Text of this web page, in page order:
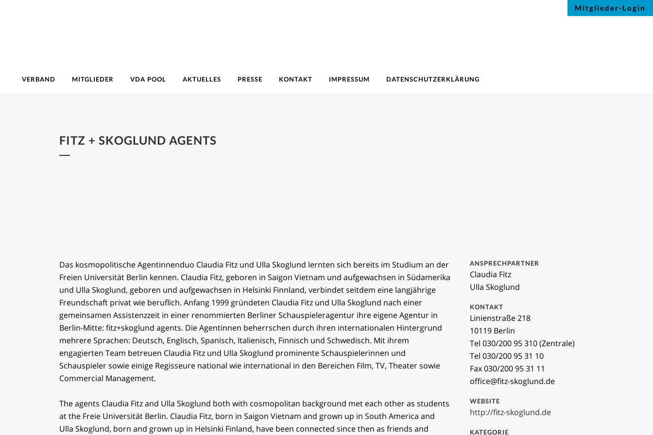
Mitglieder-Login
VERBAND MITGLIEDER VDA POOL AKTUELLES PRESSE KONTAKT IMPRESSUM DATENSCHUTZERKLÄRUNG
FITZ + SKOGLUND AGENTS
Das kosmopolitische Agentinnenduo Claudia Fitz und Ulla Skoglund lernten sich bereits im Studium an der
Freien Universität Berlin kennen. Claudia Fitz, geboren in Saigon Vietnam und aufgewachsen in Südamerika
und Ulla Skoglund, geboren und aufgewachsen in Helsinki Finnland, verbindet seitdem eine langjährige
Freundschaft privat wie beruflich. Anfang 1999 gründeten Claudia Fitz und Ulla Skoglund nach einer
gemeinsamen Assistenzzeit in einer renommierten Berliner Schauspieleragentur ihre eigene Agentur in
Berlin-Mitte: fitz+skoglund agents. Die Agentinnen beherrschen durch ihren internationalen Hintergrund
mehrere Sprachen: Deutsch, Englisch, Spanisch, Italienisch, Finnisch und Schwedisch. Mit ihrem
engagierten Team betreuen Claudia Fitz und Ulla Skoglund prominente Schauspielerinnen und
Schauspieler sowie einige Regisseure national wie international in den Bereichen Film, TV, Theater sowie
Commercial Management.
The agents Claudia Fitz and Ulla Skoglund both with cosmopolitan background met each other as students
at the Freie Universität Berlin. Claudia Fitz, born in Saigon Vietnam and grown up in South America and
Ulla Skoglund, born and grown up in Helsinki Finland, have been connected since then as friends and
ANSPRECHPARTNER
Claudia Fitz
Ulla Skoglund
KONTAKT
Linienstraße 218
10119 Berlin
Tel 030/200 95 310 (Zentrale)
Tel 030/200 95 31 10
Fax 030/200 95 31 11
office@fitz-skoglund.de
WEBSITE
http://fitz-skoglund.de
KATEGORIE